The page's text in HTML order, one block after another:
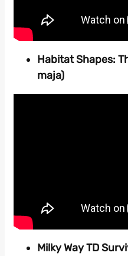
Habitat Shapes:
maja)
Milky Way TD